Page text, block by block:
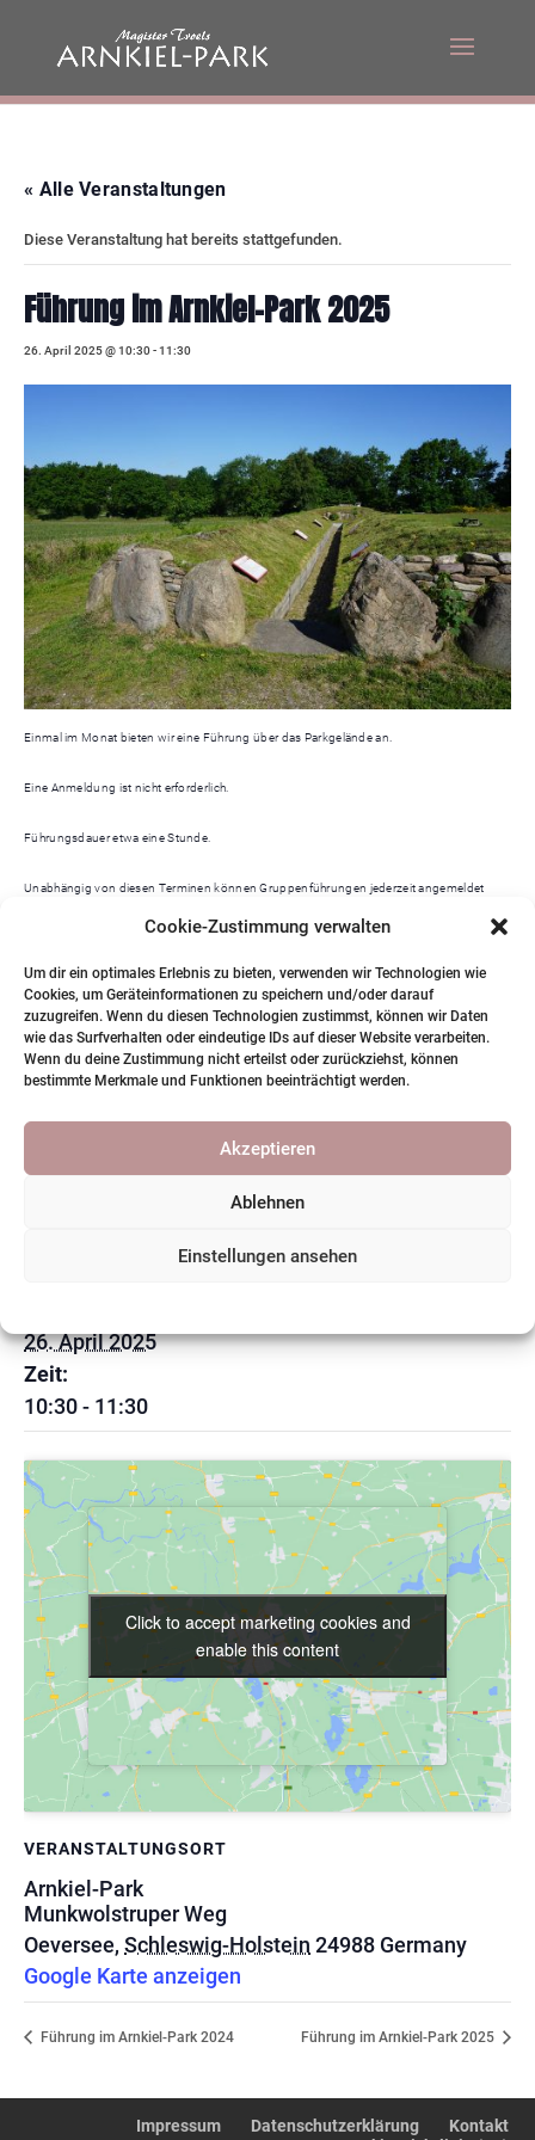
Cookie-Zustimmung verwalten
Um dir ein optimales Erlebnis zu bieten, verwenden wir Technologien wie
Cookies, um Geräteinformationen zu speichern und/oder darauf
zuzugreifen. Wenn du diesen Technologien zustimmst, können wir Daten
wie das Surfverhalten oder eindeutige IDs auf dieser Website verarbeiten.
Wenn du deine Zustimmung nicht erteilst oder zurückziehst, können
bestimmte Merkmale und Funktionen beeinträchtigt werden.
Akzeptieren
Ablehnen
Einstellungen ansehen
« Alle Veranstaltungen
Diese Veranstaltung hat bereits stattgefunden.
Führung im Arnkiel-Park 2025
26. April 2025 @ 10:30-11:30
Einmal im Monat bieten wir eine Führung über das Parkgelände an.
Eine Anmeldung ist nicht erforderlich.
Führungsdauer etwa eine Stunde.
Unabhängig von diesen Terminen können Gruppenführungen jederzeit angemeldet
Katja Ketelsen 04602 – 957857
Heinrich Forsmann 0461 – 979026
Zum Kalender hinzufügen
26. April 2025
Zeit:
10:30 - 11:30
VERANSTALTUNGSORT
Arnkiel-Park
Munkwolstruper Weg
Oeversee, Schleswig-Holstein 24988 Germany
Google Karte anzeigen
Click to accept marketing cookies and
enable this content
Click to accept marketing cookies and
enable this content
Führung im Arnkiel-Park 2024 Führung im Arnkiel-Park 2025
Impressum Datenschutzerklärung
Kontakt